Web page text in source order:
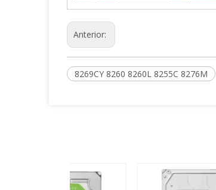
Anterior:
8269CY 8260 8260L 8255C 8276M